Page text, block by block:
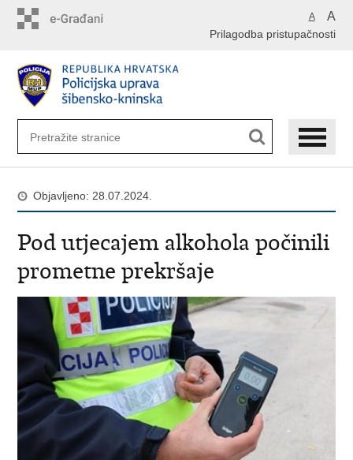
A A
Prilagodba pristupačnosti
Objavljeno: 28.07.2024.
Pod utjecajem alkohola počinili
prometne prekršaje